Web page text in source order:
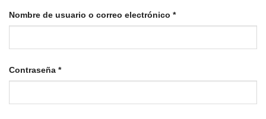
Nombre de usuario o correo electrónico *
Contraseña *